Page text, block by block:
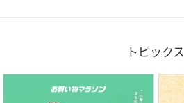
トピックス